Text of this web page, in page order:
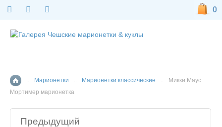
Главная страница
:: Марионетки :: Марионетки классические ::
Микки Маус
Мортимер марионетка
Предыдущий
0